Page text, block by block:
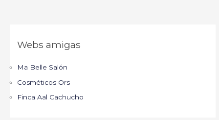
Webs amigas
Ma Belle Salón
Cosméticos Ors
Finca Aal Cachucho